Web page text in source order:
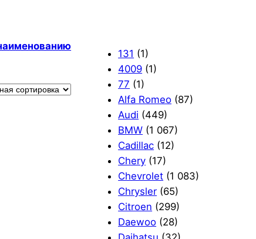
131 (1)
4009 (1)
77 (1)
Alfa Romeo (87)
Audi (449)
BMW (1 067)
Cadillac (12)
Chery (17)
Chevrolet (1 083)
Chrysler (65)
Citroen (299)
Daewoo (28)